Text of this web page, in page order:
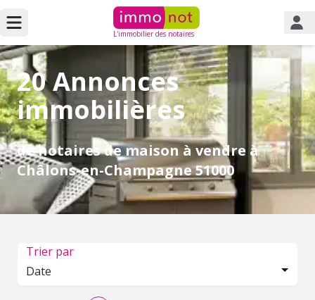
L'immobilier des notaires
20 Annonces
immobilières
de notaires de maison à vendre à
Châlons-en-Champagne 51000
Trier par
Date